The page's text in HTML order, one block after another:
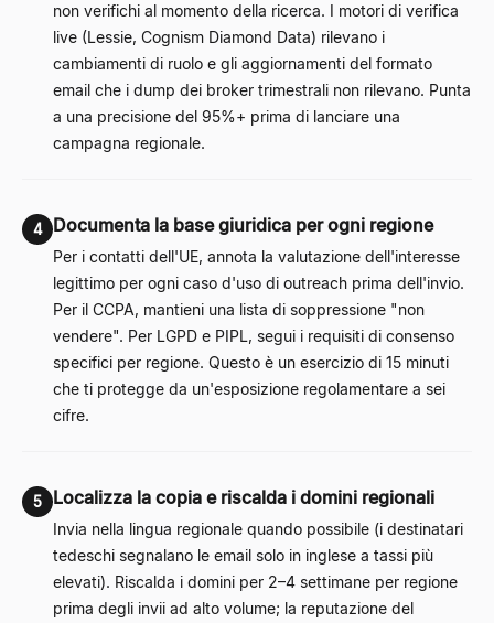
non verifichi al momento della ricerca. I motori di verifica
live (Lessie, Cognism Diamond Data) rilevano i
cambiamenti di ruolo e gli aggiornamenti del formato
email che i dump dei broker trimestrali non rilevano. Punta
a una precisione del 95%+ prima di lanciare una
campagna regionale.
4 Documenta la base giuridica per ogni regione
Per i contatti dell'UE, annota la valutazione dell'interesse
legittimo per ogni caso d'uso di outreach prima dell'invio.
Per il CCPA, mantieni una lista di soppressione "non
vendere". Per LGPD e PIPL, segui i requisiti di consenso
specifici per regione. Questo è un esercizio di 15 minuti
che ti protegge da un'esposizione regolamentare a sei
cifre.
5 Localizza la copia e riscalda i domini regionali
Invia nella lingua regionale quando possibile (i destinatari
tedeschi segnalano le email solo in inglese a tassi più
elevati). Riscalda i domini per 2–4 settimane per regione
prima degli invii ad alto volume; la reputazione del